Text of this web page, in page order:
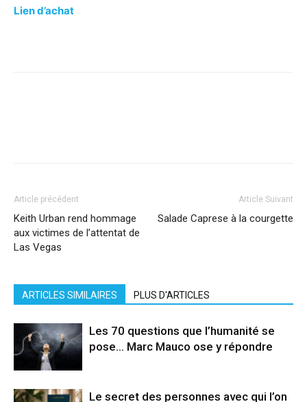
Lien d’achat
Article précédent
Keith Urban rend hommage
aux victimes de l’attentat de
Las Vegas
Article Suivant
Salade Caprese à la courgette
ARTICLES SIMILAIRES PLUS D'ARTICLES
Les 70 questions que l’humanité se
pose… Marc Mauco ose y répondre
Le secret des personnes avec qui l’on